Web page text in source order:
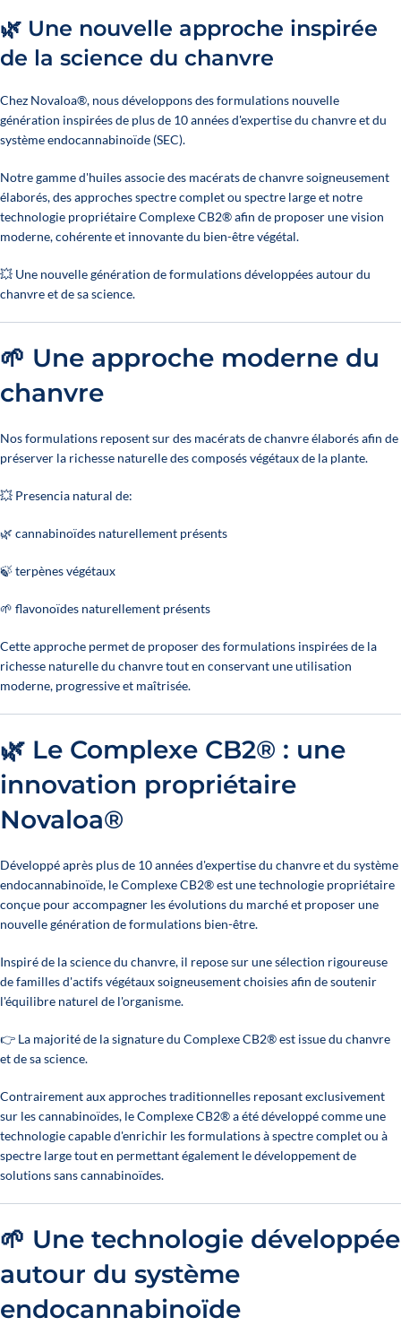
1 reseña
🌿 Une nouvelle approche inspirée
de la science du chanvre
Chez Novaloa®, nous développons des formulations nouvelle
génération inspirées de plus de 10 années d'expertise du chanvre et du
système endocannabinoïde (SEC).
Notre gamme d'huiles associe des macérats de chanvre soigneusement
élaborés, des approches spectre complet ou spectre large et notre
technologie propriétaire Complexe CB2® afin de proposer une vision
moderne, cohérente et innovante du bien-être végétal.
💥 Une nouvelle génération de formulations développées autour du
chanvre et de sa science.
🌱 Une approche moderne du
chanvre
Nos formulations reposent sur des macérats de chanvre élaborés afin de
préserver la richesse naturelle des composés végétaux de la plante.
💥 Presencia natural de:
🌿 cannabinoïdes naturellement présents
🍃 terpènes végétaux
🌱 flavonoïdes naturellement présents
Cette approche permet de proposer des formulations inspirées de la
richesse naturelle du chanvre tout en conservant une utilisation
moderne, progressive et maîtrisée.
🌿 Le Complexe CB2® : une
innovation propriétaire
Novaloa®
Développé après plus de 10 années d'expertise du chanvre et du système
endocannabinoïde, le Complexe CB2® est une technologie propriétaire
conçue pour accompagner les évolutions du marché et proposer une
nouvelle génération de formulations bien-être.
Inspiré de la science du chanvre, il repose sur une sélection rigoureuse
de familles d'actifs végétaux soigneusement choisies afin de soutenir
l'équilibre naturel de l'organisme.
👉 La majorité de la signature du Complexe CB2® est issue du chanvre
et de sa science.
Contrairement aux approches traditionnelles reposant exclusivement
sur les cannabinoïdes, le Complexe CB2® a été développé comme une
technologie capable d'enrichir les formulations à spectre complet ou à
spectre large tout en permettant également le développement de
solutions sans cannabinoïdes.
🌱 Une technologie développée
autour du système
endocannabinoïde